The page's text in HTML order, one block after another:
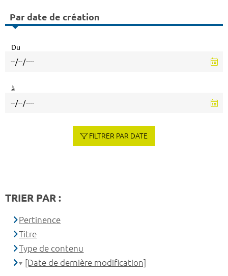
Par date de création
Du
à
FILTRER PAR DATE
TRIER PAR :
Pertinence
Titre
Type de contenu
[Date de dernière modification]